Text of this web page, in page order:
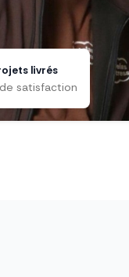
livrés
satisfaction